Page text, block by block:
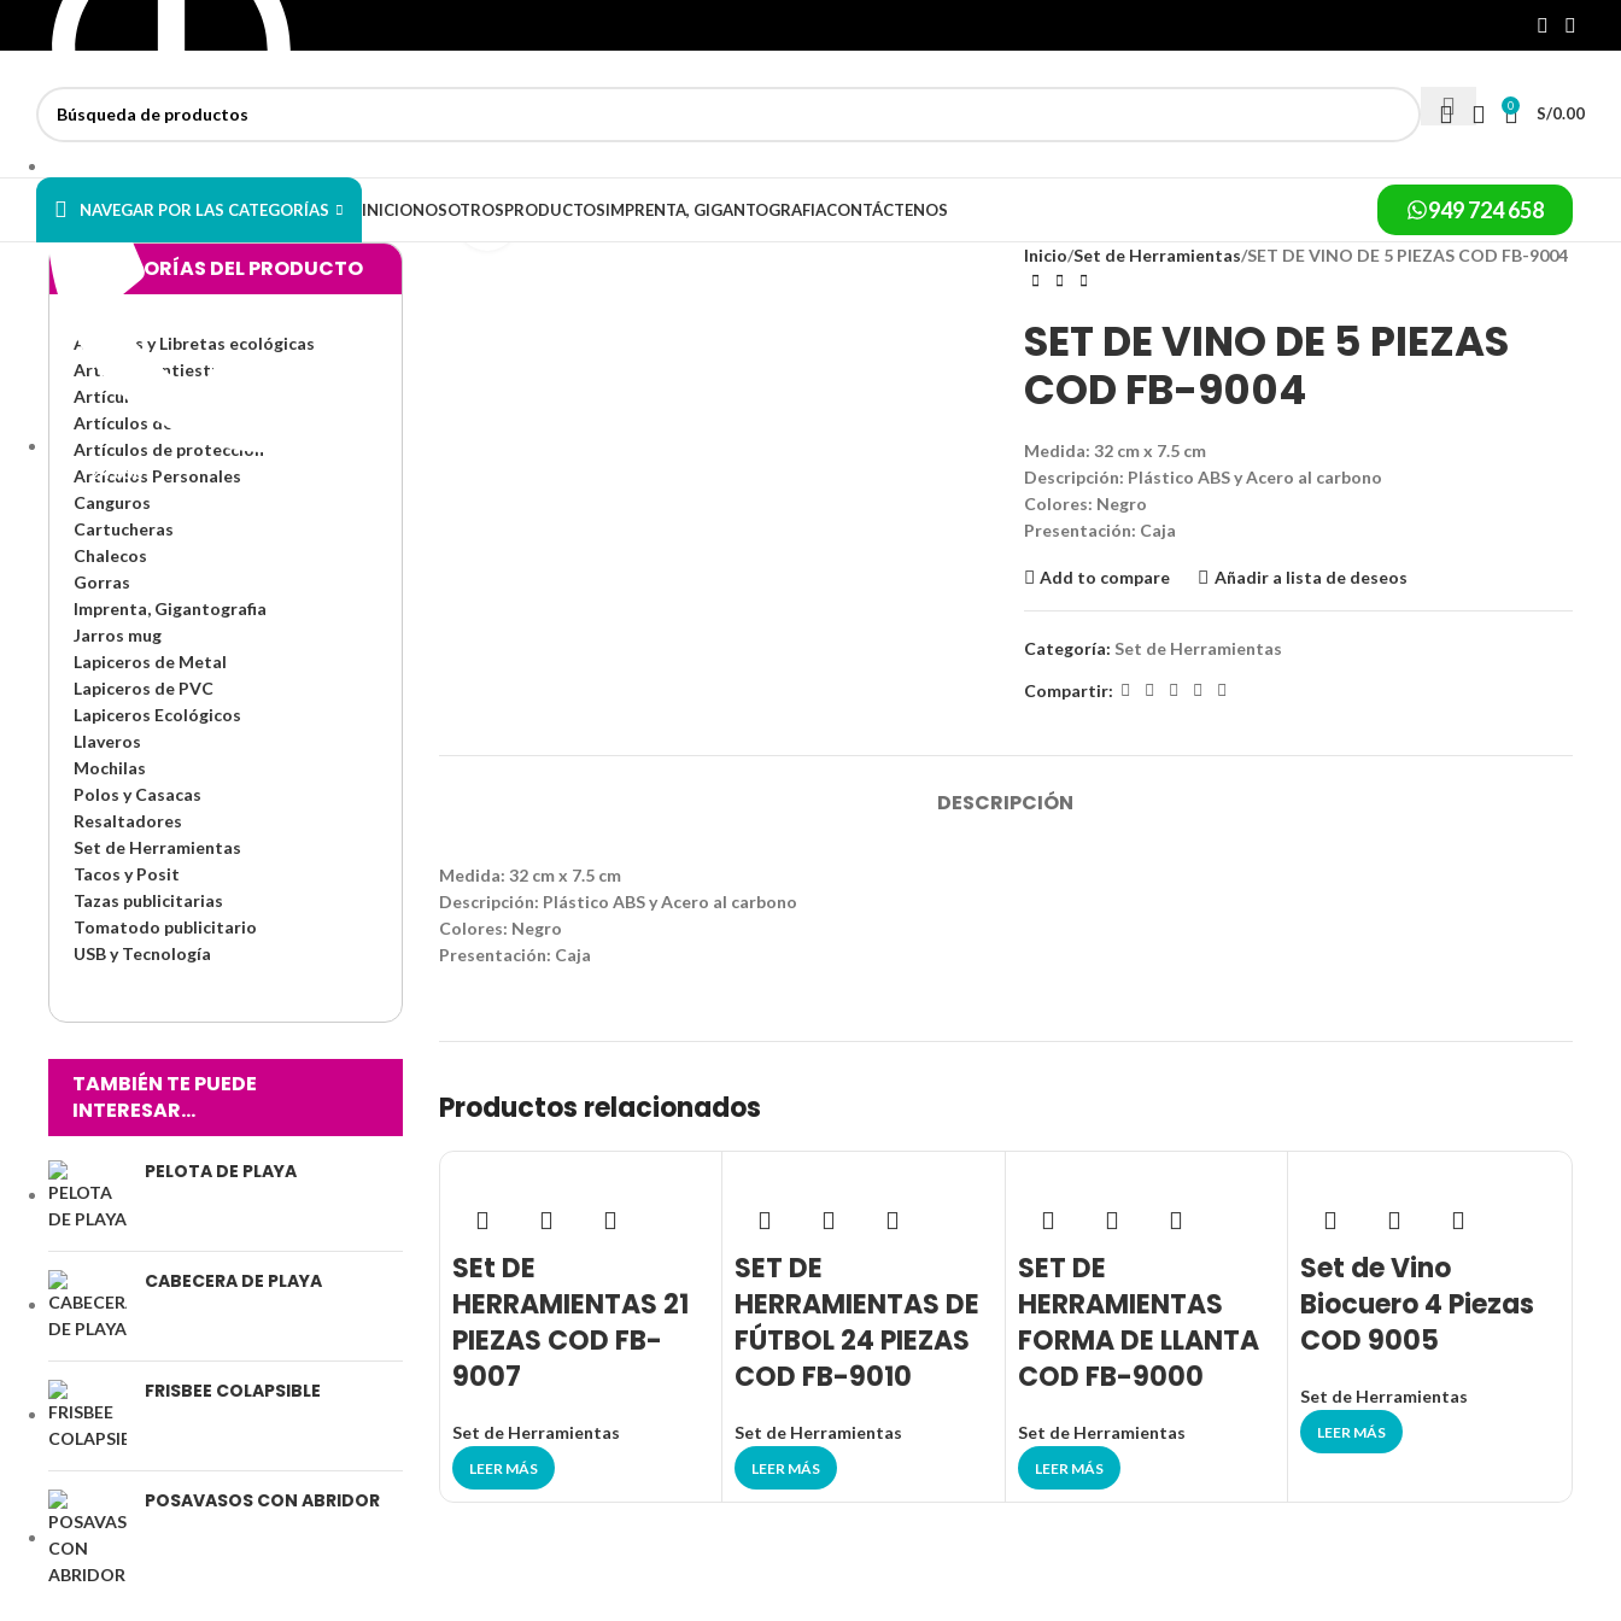
949 724 658
0 S/0.00
NAVEGAR POR LAS CATEGORÍAS INICIONOSOTROSPRODUCTOSIMPRENTA, GIGANTOGRAFIACONTÁCTENOS 949 724 658
CATEGORÍAS DEL PRODUCTO
Agendas y Libretas ecológicas
Artículos antiestrés
Artículos de Oficina
Artículos de Playa
Artículos de protección
Artículos Personales
Canguros
Cartucheras
Chalecos
Gorras
Imprenta, Gigantografia
Jarros mug
Lapiceros de Metal
Lapiceros de PVC
Lapiceros Ecológicos
Llaveros
Mochilas
Polos y Casacas
Resaltadores
Set de Herramientas
Tacos y Posit
Tazas publicitarias
Tomatodo publicitario
USB y Tecnología
TAMBIÉN TE PUEDE
INTERESAR…
PELOTA DE PLAYA
CABECERA DE PLAYA
FRISBEE COLAPSIBLE
POSAVASOS CON ABRIDOR
Haga Click para agrandar
Inicio Set de Herramientas SET DE VINO DE 5 PIEZAS COD FB-9004
SET DE VINO DE 5 PIEZAS
COD FB-9004
Medida: 32 cm x 7.5 cm
Descripción: Plástico ABS y Acero al carbono
Colores: Negro
Presentación: Caja
Add to compare Añadir a lista de deseos
Categoría: Set de Herramientas
Compartir:
DESCRIPCIÓN
Medida: 32 cm x 7.5 cm
Descripción: Plástico ABS y Acero al carbono
Colores: Negro
Presentación: Caja
Productos relacionados
SEt DE
HERRAMIENTAS 21
PIEZAS COD FB-
9007
Set de Herramientas
LEER MÁS
SET DE
HERRAMIENTAS DE
FÚTBOL 24 PIEZAS
COD FB-9010
Set de Herramientas
LEER MÁS
SET DE
HERRAMIENTAS
FORMA DE LLANTA
COD FB-9000
Set de Herramientas
LEER MÁS
Set de Vino
Biocuero 4 Piezas
COD 9005
Set de Herramientas
LEER MÁS